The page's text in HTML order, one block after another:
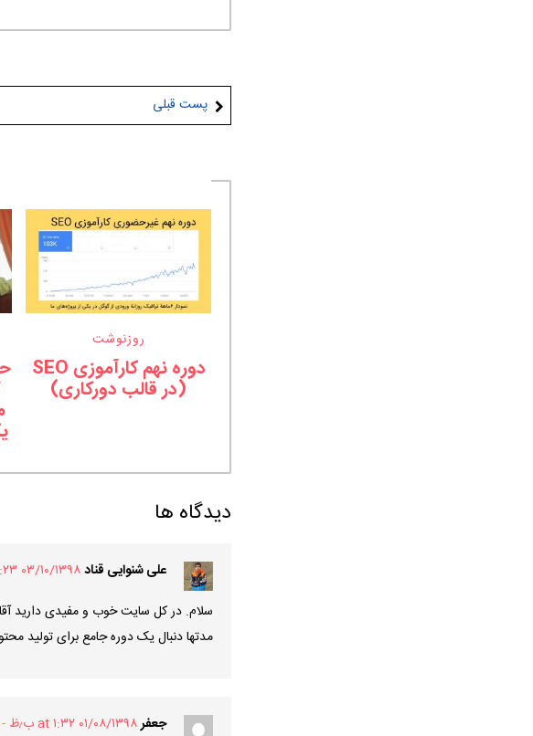
پست قبلی
روزنوشت
دوره نهم کارآموزی SEO
(در قالب دورکاری)
دیدگاه ها
علی شنوایی قناد۰۳/۱۰/۱۳۹۸ at ۰:۲۳ ق٫ظ
سلام. در کل سایت خوب و مفیدی دارید
مدتها دنبال یک دوره جامع برای تولید
جعفر۰۱/۰۸/۱۳۹۸ at ۱:۳۲ ب٫ظ